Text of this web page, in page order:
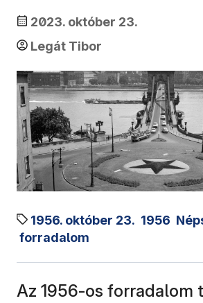
2023. október 23.
Legát Tibor
1956. október 23. 1956
forradalom
Az 1956-os forradalom